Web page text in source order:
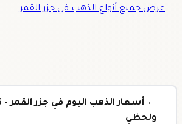
عرض جميع أنواع الذهب في جزر القمر
← أسعار الذهب اليوم في جزر القمر
ولحظي